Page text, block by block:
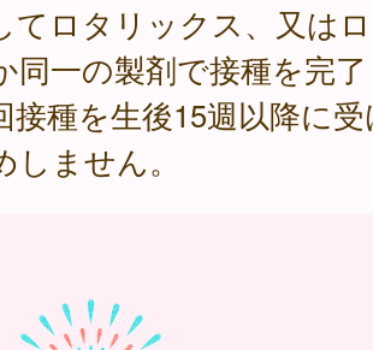
てロタリックス、又は
同一の製剤で接種を完
接種を生後15週以降に
しません。